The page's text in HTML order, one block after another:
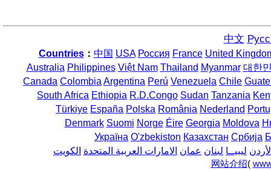
中文
Countries： 中国 USA Россия France United
Australia Philippines Việt Nam Thailand Myanmar 대한
Canada Colombia Argentina Perú Venezuela Chile
South Africa Ethiopia R.D.Congo Sudan Tanzania
Türkiye España Polska România Nederland
Denmark Suomi Norge Éire Georgia Moldova
Україна O'zbekiston Казахстан Србија
ليبيــا لبنان عمان الامارات العربية المتحدة الكويت
网站介绍(